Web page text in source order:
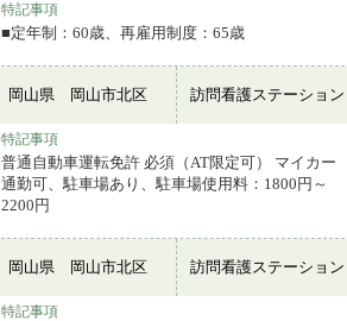
特記事項
■定年制：60歳、再雇用制度：65歳
岡山県 岡山市北区 訪問看護ステーション
特記事項
普通自動車運転免許 必須（AT限定可） マイカー
通勤可、駐車場あり、駐車場使用料：1800円～
2200円
岡山県 岡山市北区 訪問看護ステーション
特記事項